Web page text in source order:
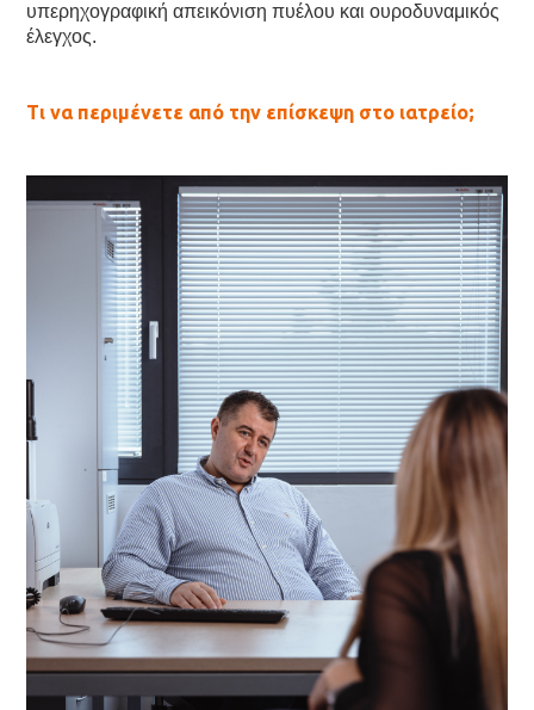
υπερηχογραφική απεικόνιση πυέλου και ουροδυναμικός
έλεγχος.
Τι να περιμένετε από την επίσκεψη στο ιατρείο;